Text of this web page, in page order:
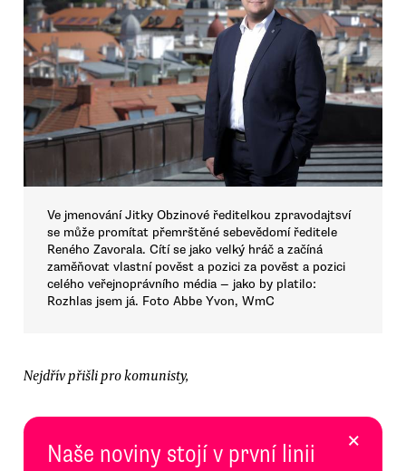
Ve jmenování Jitky Obzinové ředitelkou zpravodajtsví
se může promítat přemrštěné sebevědomí ředitele
Reného Zavorala. Cítí se jako velký hráč a začíná
zaměňovat vlastní pověst a pozici za pověst a pozici
celého veřejnoprávního média — jako by platilo:
Rozhlas jsem já. Foto Abbe Yvon, WmC
Nejdřív přišli pro komunisty,
Naše noviny stojí v první linii
×